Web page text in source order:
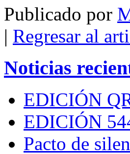
Publicado por
| Regresar al
Noticias
EDICIÓN
EDICIÓN
Pacto de